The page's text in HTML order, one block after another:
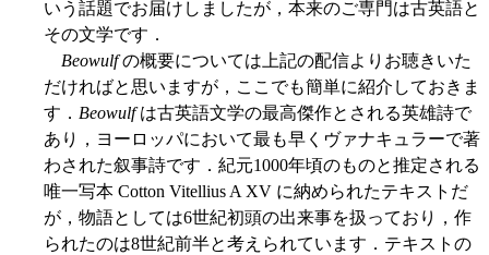
いう話題でお届けしましたが，本来のご専門は古英語と
その文学です．
Beowulfの概要については上記の配信よりお聴きいた
だければと思いますが，ここでも簡単に紹介しておきま
す． Beowulfは古英語文学の最高傑作とされる英雄詩で
あり，ヨーロッパにおいて最も早くヴァナキュラーで著
わされた叙事詩です．紀元1000年頃のものと推定される
唯一写本 Cotton Vitellius A XV に納められたテキストだ
が，物語としては6世紀初頭の出来事を扱っており，作
られたのは8世紀前半と考えられています．テキストの